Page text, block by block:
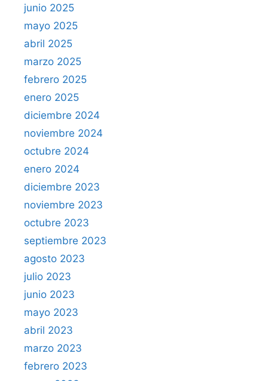
junio 2025
mayo 2025
abril 2025
marzo 2025
febrero 2025
enero 2025
diciembre 2024
noviembre 2024
octubre 2024
enero 2024
diciembre 2023
noviembre 2023
octubre 2023
septiembre 2023
agosto 2023
julio 2023
junio 2023
mayo 2023
abril 2023
marzo 2023
febrero 2023